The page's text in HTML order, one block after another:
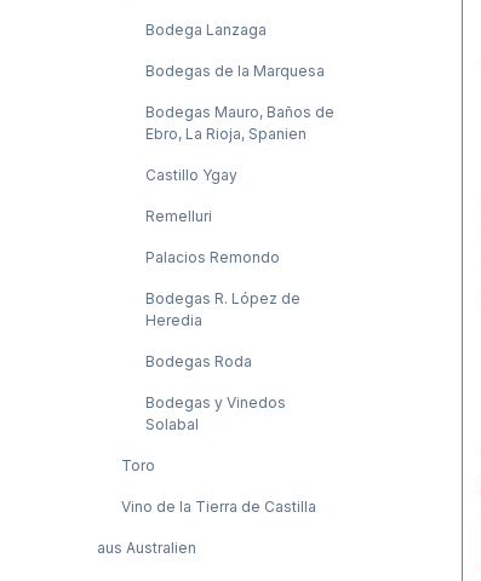
Bodega Lanzaga
Bodegas de la Marquesa
Bodegas Mauro, Baños de
Ebro, La Rioja, Spanien
Castillo Ygay
Remelluri
Palacios Remondo
Bodegas R. López de
Heredia
Bodegas Roda
Bodegas y Vinedos
Solabal
Toro
Vino de la Tierra de Castilla
aus Australien